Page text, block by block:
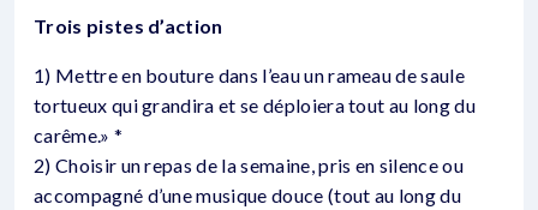
Trois pistes d’action
1) Mettre en bouture dans l’eau un rameau de saule
tortueux qui grandira et se déploiera tout au long du
carême.» *
2) Choisir un repas de la semaine, pris en silence ou
accompagné d’une musique douce (tout au long du